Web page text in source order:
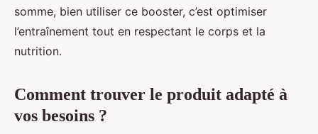
somme, bien utiliser ce booster, c’est optimiser
l’entraînement tout en respectant le corps et la
nutrition.
Comment trouver le produit adapté à
vos besoins ?